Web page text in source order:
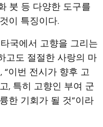
붓 등 다양한 도구를
이 특징이다.
국에서 고향을 그리는
고도 절절한 사랑의 마
“이번 전시가 향후 고
, 특히 고향인 부여 군
한 기회가 될 것”이라